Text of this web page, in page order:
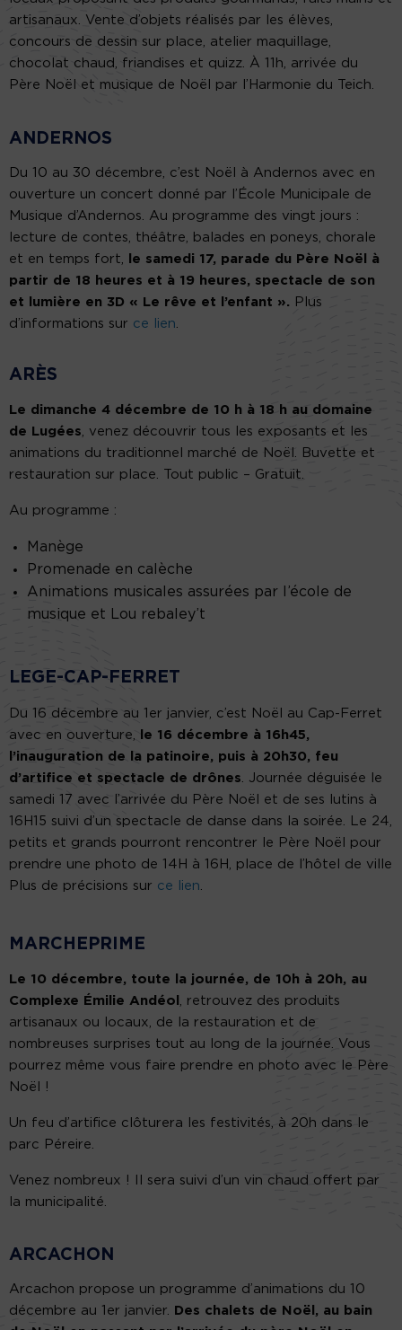
artisanaux. Vente d’objets réalisés par les élèves,
concours de dessin sur place, atelier maquillage,
chocolat chaud, friandises et quizz. À 11h, arrivée du
Père Noël et musique de Noël par l’Harmonie du Teich.
ANDERNOS
Du 10 au 30 décembre, c’est Noël à Andernos avec en
ouverture un concert donné par l’École Municipale de
Musique d’Andernos. Au programme des vingt jours :
lecture de contes, théâtre, balades en poneys, chorale
et en temps fort,
le samedi 17, parade du Père Noël à
partir de 18 heures et à 19 heures, spectacle de son
et lumière en 3D « Le rêve et l’enfant ». Plus
d’informations sur ce lien.
ARÈS
Le dimanche 4 décembre de 10 h à 18 h au domaine
de Lugées, venez découvrir tous les exposants et les
animations du traditionnel marché de Noël. Buvette et
restauration sur place. Tout public – Gratuit.
Au programme :
Manège
Promenade en calèche
Animations musicales assurées par l’école de
musique et Lou rebaley’t
LEGE-CAP-FERRET
Du 16 décembre au 1er janvier, c’est Noël au Cap-Ferret
avec en ouverture,
le 16 décembre à 16h45,
l’inauguration de la patinoire, puis à 20h30, feu
d’artifice et spectacle de drônes. Journée déguisée le
samedi 17 avec l’arrivée du Père Noël et de ses lutins à
16H15 suivi d’un spectacle de danse dans la soirée. Le 24,
petits et grands pourront rencontrer le Père Noël pour
prendre une photo de 14H à 16H, place de l’hôtel de ville
Plus de précisions sur ce lien.
MARCHEPRIME
Le 10 décembre, toute la journée, de 10h à 20h, au
Complexe Émilie Andéol , retrouvez des produits
artisanaux ou locaux, de la restauration et de
nombreuses surprises tout au long de la journée. Vous
pourrez même vous faire prendre en photo avec le Père
Noël !
Un feu d’artifice clôturera les festivités, à 20h dans le
parc Péreire.
Venez nombreux ! Il sera suivi d’un vin chaud offert par
la municipalité.
ARCACHON
Arcachon propose un programme d’animations du 10
décembre au 1er janvier. Des chalets de Noël, au bain